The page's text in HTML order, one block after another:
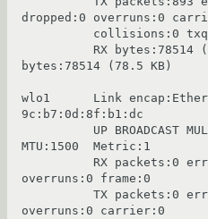
dropped:0 overruns:0
bytes:78514 (78.5 KB)
wlo1      Link
9c:b7:0d:8f:b1:dc
MTU:1500  Metric:1
overruns:0 frame:0
overruns:0 carrier:0